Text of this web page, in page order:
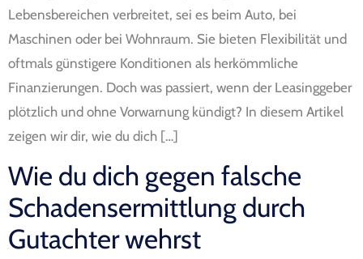
Lebensbereichen verbreitet, sei es beim Auto, bei
Maschinen oder bei Wohnraum. Sie bieten Flexibilität und
oftmals günstigere Konditionen als herkömmliche
Finanzierungen. Doch was passiert, wenn der Leasinggeber
plötzlich und ohne Vorwarnung kündigt? In diesem Artikel
zeigen wir dir, wie du dich […]
Wie du dich gegen falsche
Schadensermittlung durch
Gutachter wehrst